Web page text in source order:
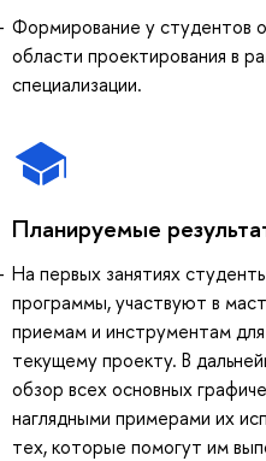
Формирование у студентов
области проектирования в
специализации.
Планируемые
На первых занятиях
программы, участвуют в
приемам и инструментам
текущему проекту. В
обзор всех основных
наглядными примерами их
тех, которые помогут им